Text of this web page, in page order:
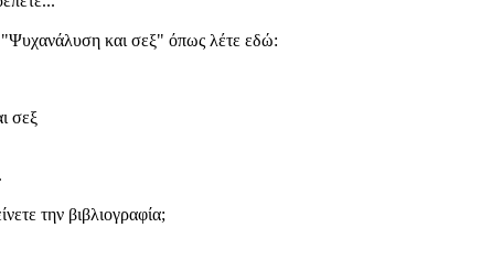
και σεξ" όπως λέτε εδώ:
σεξ
την βιβλιογραφία;